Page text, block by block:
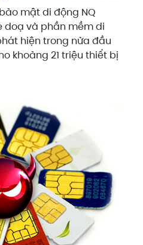
mật di động NQ
doạ và phần mềm di
hiện trong nửa đầu
khoảng 21 triệu thiết bị